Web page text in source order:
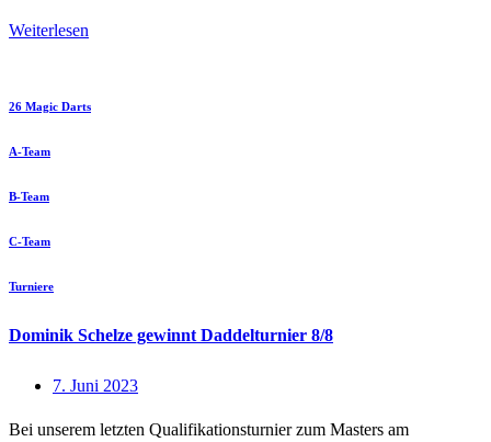
Weiterlesen
26 Magic Darts
A-Team
B-Team
C-Team
Turniere
Dominik Schelze gewinnt Daddelturnier 8/8
7. Juni 2023
Bei unserem letzten Qualifikationsturnier zum Masters am